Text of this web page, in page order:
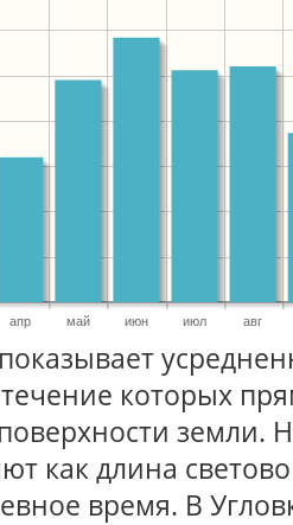
апр май июн июл авг
течение которых
земли.
как длина
время. В